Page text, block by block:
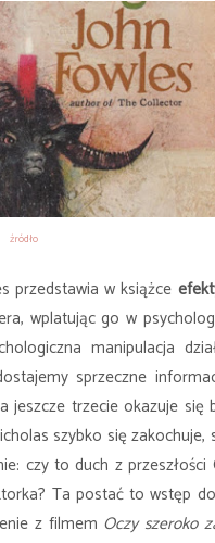
źródło
przedstawia w książce
wplatując go w
manipulacja
sprzeczne
trzecie okazuje się
szybko się zakochuje,
czy to duch z
Ta postać to wstęp
z filmem Oczy szeroko